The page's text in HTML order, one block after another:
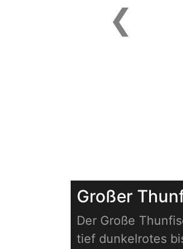
Großer
Der Große
tief dunkelrotes
❮Previous